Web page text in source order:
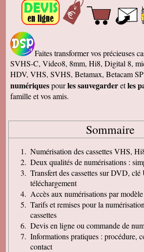
Faites transformer vos précieuses
SVHS-C, Video8, 8mm, Hi8, Digital 8,
HDV, VHS, SVHS, Betamax, Betacam
numériquespourles sauvegarderetles
famille et vos amis.
Sommaire
Numérisation des cassettes VHS,
Deux qualités de numérisations :
Transfert des cassettes sur DVD,
téléchargement
Accès aux numérisations par modèle
Tarifs et remises pour la
cassettes
Devis en ligne ou commande de
Informations pratiques : procédure,
contact